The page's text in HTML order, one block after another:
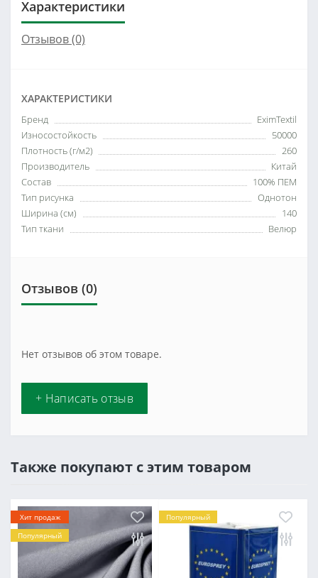
Характеристики
Отзывов (0)
ХАРАКТЕРИСТИКИ
Бренд
EximTextil
Износостойкость
50000
Плотность (г/м2)
260
Производитель
Китай
Состав
100% ПЕМ
Тип рисунка
Однотон
Ширина (см)
140
Тип ткани
Велюр
Отзывов (0)
Нет отзывов об этом товаре.
+ Написать отзыв
Также покупают с этим товаром
Хит продаж
Популярный
Популярный